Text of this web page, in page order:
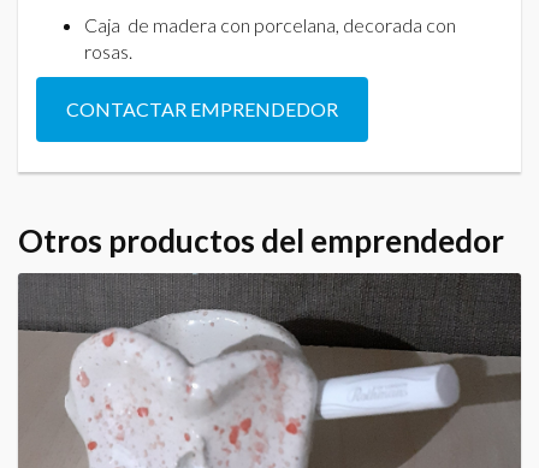
Caja de madera con porcelana, decorada con
rosas.
CONTACTAR EMPRENDEDOR
Otros productos del emprendedor